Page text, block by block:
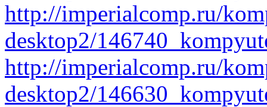
http://imperialcomp.ru/
desktop2/
http://imperialcomp.ru/
desktop2/